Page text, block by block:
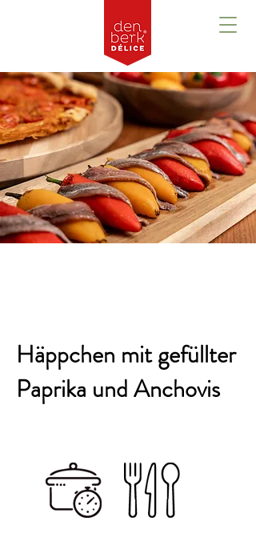
Häppchen mit gefüllter
Paprika und Anchovis